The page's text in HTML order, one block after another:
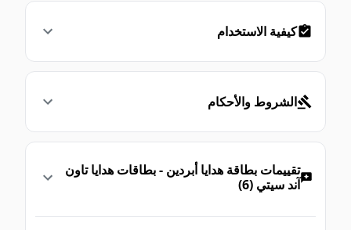
كيفية الاستخدام
الشروط والأحكام
تقييمات بطاقة هدايا أبردين - بطاقات هدايا تاون
آند سيتي (6)